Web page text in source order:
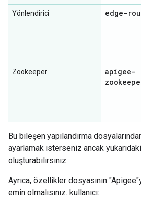
Yönlendirici edge-
Zookeeper
apigee-
Bu bileşen yapılandırma
ayarlamak isterseniz ancak
oluşturabilirsiniz.
Ayrıca, özellikler dosyasının
emin olmalısınız. kullanıcı: